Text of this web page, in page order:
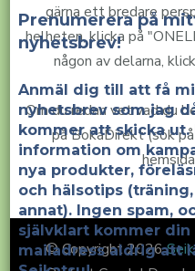
gärna ett bredare
helheten, klicka på
någon av delarna,
Om du redan vet vad du
på BokaDirekt (sök
© Copyright 2026
Prenumerera på
nyhetsbrev!
Anmäl dig till att få
nyhetsbrev som jag
kommer att skicka ut.
information om
nya produkter,
och hälsotips
annat). Ingen spam,
självklart kommer din
mailadress aldrig att